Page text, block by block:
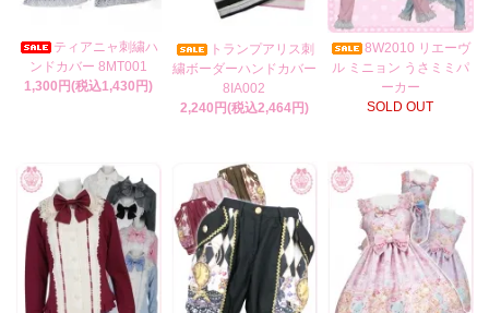
ティアニャ刺繍ハ
ンドカバー 8MT001
1,300円(税込1,430円)
トランプアリス刺
繍ボーダーハンドカバー
8IA002
2,240円(税込2,464円)
8W2010 リエーヴ
ル ミニョン うさミミパ
ーカー
SOLD OUT